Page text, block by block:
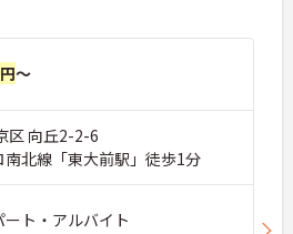
～
区 向丘2-2-6
南北線「東大前駅」徒歩1分
ト・アルバイト